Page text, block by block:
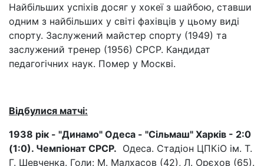
Найбільших успіхів досяг у хокеї з шайбою, ставши
одним з найбільших у світі фахівців у цьому виді
спорту. Заслужений майстер спорту (1949) та
заслужений тренер (1956) СРСР. Кандидат
педагогічних наук. Помер у Москві.
Відбулися матчі:
1938 рік - "Динамо" Одеса - "Сільмаш" Харків - 2:0
(1:0). Чемпіонат СРСР. Одеса. Стадіон ЦПКіО ім. Т.
Г. Шевченка. Голи: М. Малхасов (42), Л. Орєхов (65).